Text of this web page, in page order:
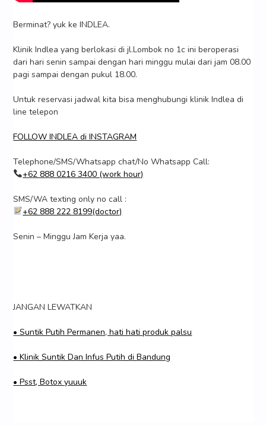
Berminat? yuk ke INDLEA.
Klinik Indlea yang berlokasi di jl.Lombok no 1c ini beroperasi
dari hari senin sampai dengan hari minggu mulai dari jam 08.00
pagi sampai dengan pukul 18.00.
Untuk reservasi jadwal kita bisa menghubungi klinik Indlea di
line telepon
FOLLOW INDLEA di INSTAGRAM
Telephone/SMS/Whatsapp chat/No Whatsapp Call:
+62 888 0216 3400 (work hour)
SMS/WA texting only no call :
+62 888 222 8199(doctor)
Senin – Minggu Jam Kerja yaa.
JANGAN LEWATKAN
• Suntik Putih Permanen, hati hati produk palsu
• Klinik Suntik Dan Infus Putih di Bandung
• Psst, Botox yuuuk